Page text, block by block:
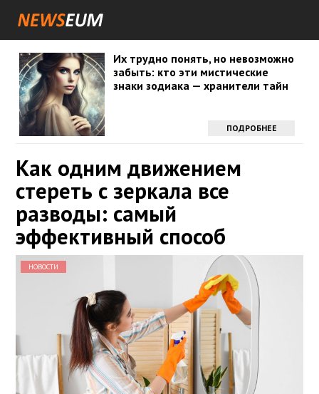
Их трудно понять, но невозможно
забыть: кто эти мистические
знаки зодиака — хранители тайн
ПОДРОБНЕЕ
Как одним движением
стереть с зеркала все
разводы: самый
эффективный способ
НОВОСТИ